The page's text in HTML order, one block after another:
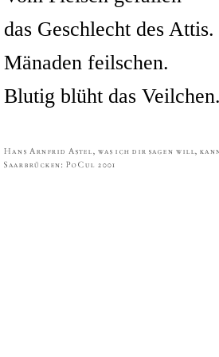
das Geschlecht des Attis.
Mänaden feilschen.
Blutig blüht das